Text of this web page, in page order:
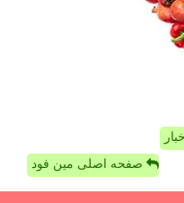
صفحه اصلی مین فود